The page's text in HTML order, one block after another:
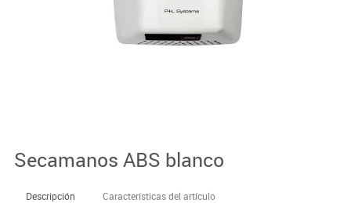
Secamanos ABS blanco
Descripción Características del artículo